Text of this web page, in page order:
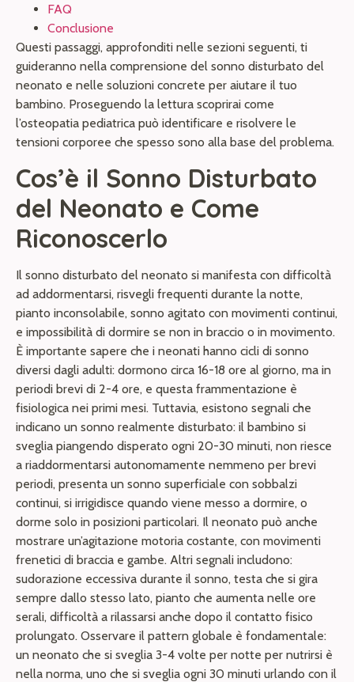
FAQ
Conclusione
Questi passaggi, approfonditi nelle sezioni seguenti, ti
guideranno nella comprensione del sonno disturbato del
neonato e nelle soluzioni concrete per aiutare il tuo
bambino. Proseguendo la lettura scoprirai come
l’osteopatia pediatrica può identificare e risolvere le
tensioni corporee che spesso sono alla base del problema.
Cos’è il Sonno Disturbato
del Neonato e Come
Riconoscerlo
Il sonno disturbato del neonato si manifesta con difficoltà
ad addormentarsi, risvegli frequenti durante la notte,
pianto inconsolabile, sonno agitato con movimenti continui,
e impossibilità di dormire se non in braccio o in movimento.
È importante sapere che i neonati hanno cicli di sonno
diversi dagli adulti: dormono circa 16-18 ore al giorno, ma in
periodi brevi di 2-4 ore, e questa frammentazione è
fisiologica nei primi mesi. Tuttavia, esistono segnali che
indicano un sonno realmente disturbato: il bambino si
sveglia piangendo disperato ogni 20-30 minuti, non riesce
a riaddormentarsi autonomamente nemmeno per brevi
periodi, presenta un sonno superficiale con sobbalzi
continui, si irrigidisce quando viene messo a dormire, o
dorme solo in posizioni particolari. Il neonato può anche
mostrare un’agitazione motoria costante, con movimenti
frenetici di braccia e gambe. Altri segnali includono:
sudorazione eccessiva durante il sonno, testa che si gira
sempre dallo stesso lato, pianto che aumenta nelle ore
serali, difficoltà a rilassarsi anche dopo il contatto fisico
prolungato. Osservare il pattern globale è fondamentale:
un neonato che si sveglia 3-4 volte per notte per nutrirsi è
nella norma, uno che si sveglia ogni 30 minuti urlando con il